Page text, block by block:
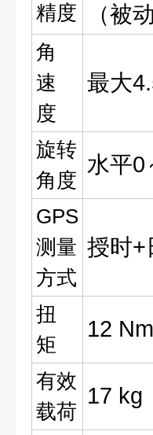
精度
（被
角
速
度
最大
旋转
角度
水平0
GPS
测量
方式
授时+
扭
矩
12 Nm
有效
载荷
17 kg